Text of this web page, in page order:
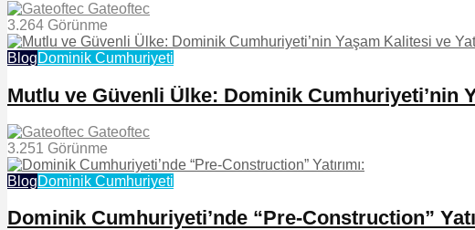
Gateoftec
3.264 Görünme
BlogDominik Cumhuriyeti
Mutlu ve Güvenli Ülke: Dominik Cumhuriyeti’nin
Gateoftec
3.251 Görünme
BlogDominik Cumhuriyeti
Dominik Cumhuriyeti’nde “Pre-Construction”